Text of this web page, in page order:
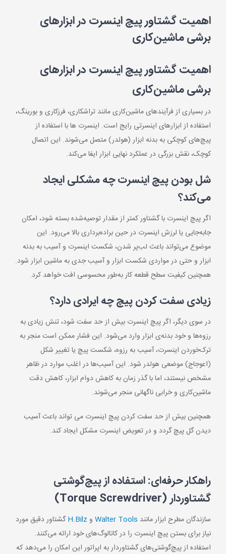
اهمیت گشتاور پیچ اینسرت در ابزارهای
برشی ماشین‌کاری
اهمیت گشتاور پیچ اینسرت در ابزارهای
برشی ماشین‌کاری
در بسیاری از فرآیندهای ماشین‌کاری مانند تراشکاری، فرزکاری و بورینگ،
استفاده از ابزارهای اینسرتی رایج است. اینسرت ها با استفاده از
پیچ‌های کوچکی به بدنه ابزار (هولدر) متصل می‌شوند. این اتصال
کوچک، نقش بزرگی در عملکرد نهایی ابزار ایفا می‌کند.
شل بودن پیچ اینسرت چه مشکلی ایجاد
می‌کند؟
اگر پیچ اینسرت با گشتاور کمتر از مقدار توصیه‌شده بسته شود، امکان
جابه‌جایی یا لرزش اینسرت در حین براده‌برداری بالا می‌رود. این
موضوع می‌تواند باعث لب‌پر شدن، شکست اینسرت و آسیب به بدنه
ابزار و حتی در مواردی شکست ابزار و آسیب جدی به ماشین ابزار شود.
همچنین کیفیت سطح قطعه کار به‌طور محسوسی افت خواهد کرد.
زیادی سفت کردن پیچ چه ایرادی دارد؟
در سوی دیگر، اگر پیچ اینسرت بیش از حد سفت شود، تنش زیادی به
رزوه‌ها و خود بدنه‌ی ابزار وارد می‌شود. این فشار ممکن است منجر به
ترک‌خوردن اینسرت، آسیب به رزوه، شکست پیچ یا تغییر شکل
(اعوجاج) موضعی هولدر شود. این آسیب‌ها در اغلب موارد در ظاهر
مشخص نیستند، اما با گذر زمان به کاهش دوام ابزار، کاهش دقت
ماشین‌کاری و خرابی ناگهانی منجر می‌شوند.
همچنین بیش از حد سفت کردن پیچ اینسرت می تواند باعث آسیب
دیدن گل پیچ گردد و در تعویض اینسرت مشکل ایجاد کند.
راهکار حرفه‌ای: استفاده از پیچ‌گوشتی
گشتاوردار(Torque Screwdriver)
سازندگان مطرح ابزار مانند Walter Tools وH.Bilzگشتاور دقیق مورد
نیاز برای بستن پیچ اینسرت را در کاتالوگ‌های خود ارائه می‌کنند.
استفاده از پیچ‌گوشتی‌های گشتاوردار به اپراتور این امکان را می‌دهد که